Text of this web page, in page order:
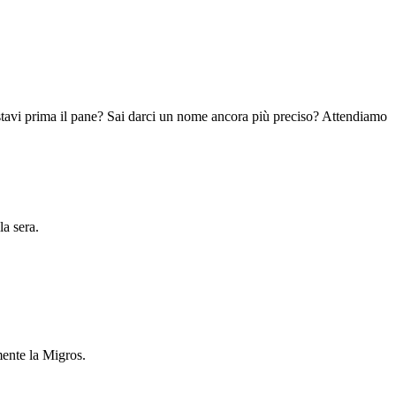
prima il pane? Sai darci un nome ancora più preciso? Attendiamo
sera.
la Migros.